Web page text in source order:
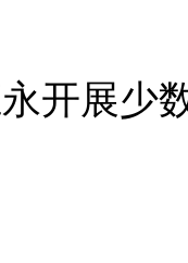
开展少